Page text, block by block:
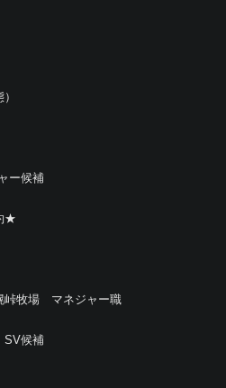
ー候補
★
峠牧場 マネジャー職
SV候補